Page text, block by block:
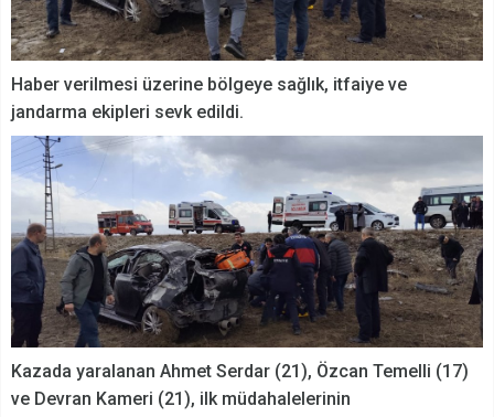
Haber verilmesi üzerine bölgeye sağlık, itfaiye ve
jandarma ekipleri sevk edildi.
Kazada yaralanan Ahmet Serdar (21), Özcan Temelli (17)
ve Devran Kameri (21), ilk müdahalelerinin